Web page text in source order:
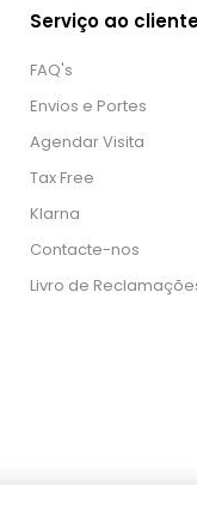
Serviço ao
FAQ's
Envios e Portes
Agendar Visita
Tax Free
Klarna
Contacte-nos
Livro de